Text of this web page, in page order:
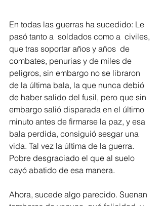
En todas las guerras ha sucedido: Le
pasó tanto a  soldados como a  civiles,
que tras soportar años y años  de
combates, penurias y de miles de
peligros, sin embargo no se libraron
de la última bala, la que nunca debió
de haber salido del fusil, pero que sin
embargo salió disparada en el último
minuto antes de firmarse la paz, y esa
bala perdida, consiguió sesgar una
vida. Tal vez la última de la guerra.
Pobre desgraciado el que al suelo
cayó abatido de esa manera.
Ahora, sucede algo parecido. Suenan